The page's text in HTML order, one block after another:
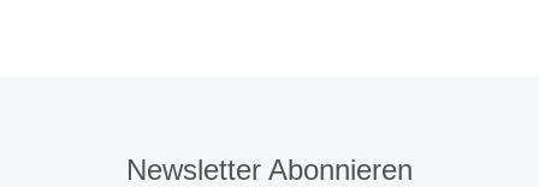
Newsletter Abonnieren